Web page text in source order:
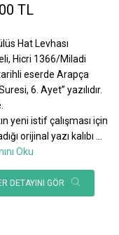
TL
Hat Levhası
Hicri 1366/Miladi
eserde Arapça
6. Ayet” yazılıdır.
yeni istif çalışması için
orijinal yazı kalıbı
Oku
DETAYINI GÖR